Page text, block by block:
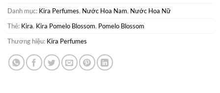
Danh mục: Kira Perfumes, Nước Hoa Nam, Nước Hoa Nữ
Thẻ: Kira, Kira Pomelo Blossom, Pomelo Blossom
Thương hiệu: Kira Perfumes